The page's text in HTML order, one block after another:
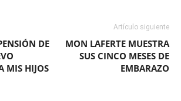
DE
MIS HIJOS
Artículo siguiente
MON LAFERTE MUESTRA
SUS CINCO MESES DE
EMBARAZO